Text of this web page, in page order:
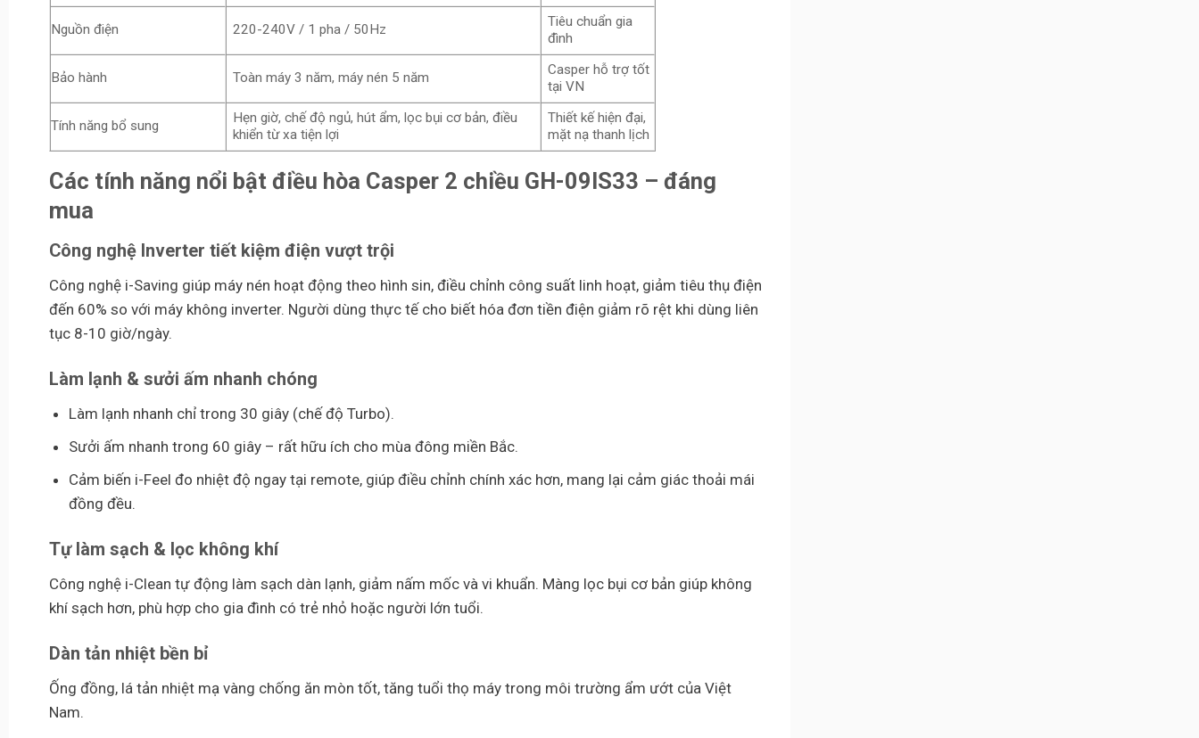
Nguồn điện 220-240V / 1 pha / 50Hz
Tiêu chuẩn gia
đình
Bảo hành Toàn máy 3 năm, máy nén 5 năm
Casper hỗ trợ tốt
tại VN
Tính năng bổ sung
Hẹn giờ, chế độ ngủ, hút ẩm, lọc bụi cơ bản, điều
khiển từ xa tiện lợi
Thiết kế hiện đại,
mặt nạ thanh lịch
Các tính năng nổi bật điều hòa Casper 2 chiều GH-09IS33 – đáng
mua
Công nghệ Inverter tiết kiệm điện vượt trội
Công nghệ i-Saving giúp máy nén hoạt động theo hình sin, điều chỉnh công suất linh hoạt, giảm tiêu thụ điện
đến 60% so với máy không inverter. Người dùng thực tế cho biết hóa đơn tiền điện giảm rõ rệt khi dùng liên
tục 8-10 giờ/ngày.
Làm lạnh & sưởi ấm nhanh chóng
Làm lạnh nhanh chỉ trong 30 giây (chế độ Turbo).
Sưởi ấm nhanh trong 60 giây – rất hữu ích cho mùa đông miền Bắc.
Cảm biến i-Feel đo nhiệt độ ngay tại remote, giúp điều chỉnh chính xác hơn, mang lại cảm giác thoải mái
đồng đều.
Tự làm sạch & lọc không khí
Công nghệ i-Clean tự động làm sạch dàn lạnh, giảm nấm mốc và vi khuẩn. Màng lọc bụi cơ bản giúp không
khí sạch hơn, phù hợp cho gia đình có trẻ nhỏ hoặc người lớn tuổi.
Dàn tản nhiệt bền bỉ
Ống đồng, lá tản nhiệt mạ vàng chống ăn mòn tốt, tăng tuổi thọ máy trong môi trường ẩm ướt của Việt
Nam.